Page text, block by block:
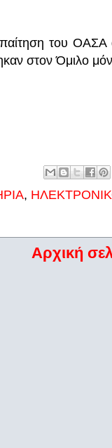
του
στον Όμιλο
,
Αρχική